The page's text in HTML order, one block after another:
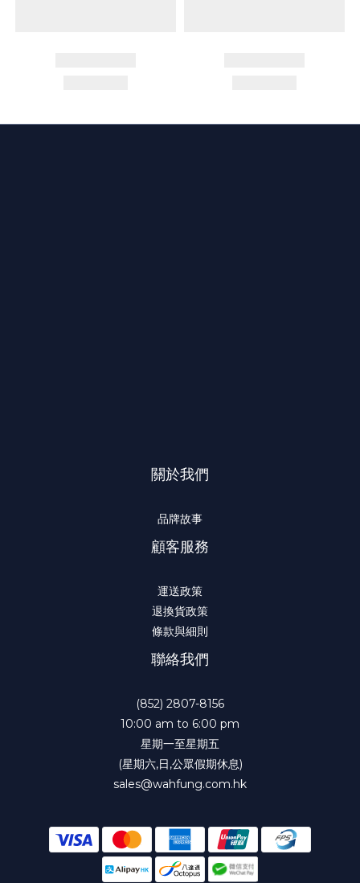
關於我們
品牌故事
顧客服務
運送政策
退換貨政策
條款與細則
聯絡我們
(852) 2807-8156
10:00 am to 6:00 pm
星期一至星期五
(星期六,日,公眾假期休息)
sales@wahfung.com.hk